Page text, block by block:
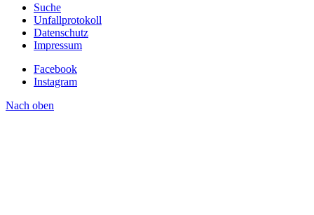
Suche
Unfallprotokoll
Datenschutz
Impressum
Facebook
Instagram
Nach oben